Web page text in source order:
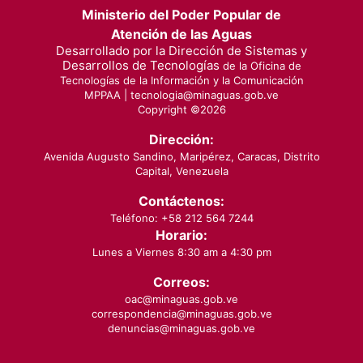
Ministerio del Poder Popular de
Atención de las Aguas
Desarrollado por la Dirección de Sistemas y
Desarrollos de Tecnologías de la Oficina de
Tecnologías de la Información y la Comunicación
MPPAA | tecnologia@minaguas.gob.ve
Copyright ©2026
Dirección:
Avenida Augusto Sandino, Maripérez, Caracas, Distrito
Capital, Venezuela
Contáctenos:
Teléfono: +58 212 564 7244
Horario:
Lunes a Viernes 8:30 am a 4:30 pm
Correos:
oac@minaguas.gob.ve
correspondencia@minaguas.gob.ve
denuncias@minaguas.gob.ve